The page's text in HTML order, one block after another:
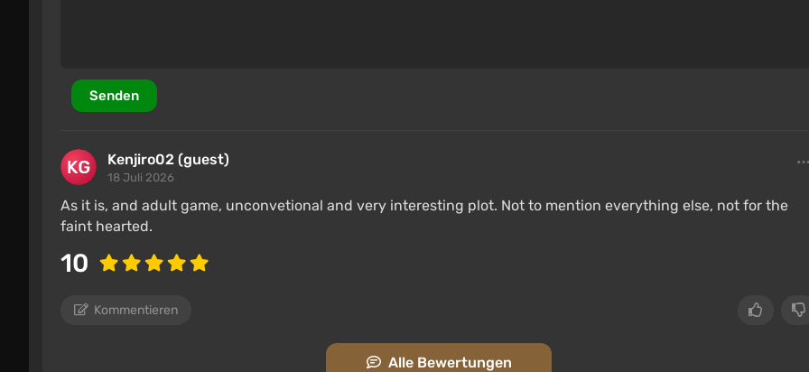
Senden
Kenjiro02 (guest)
18 Juli 2026
As it is, and adult game, unconvetional and very interesting plot. Not to mention everything else, not for the
faint hearted.
10
Kommentieren
Alle Bewertungen